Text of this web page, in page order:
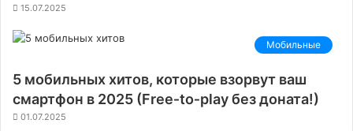
15.07.2025
Мобильные
5 мобильных хитов, которые взорвут ваш
смартфон в 2025 (Free‑to‑play без доната!)
01.07.2025